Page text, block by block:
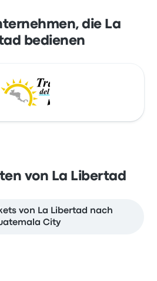
die La
bedienen
von La Libertad
von La Libertad nach
City